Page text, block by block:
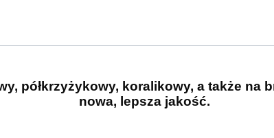
półkrzyżykowy, koralikowy, a także na
nowa, lepsza jakość.